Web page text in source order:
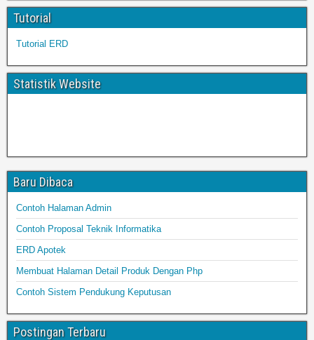
Tutorial
Tutorial ERD
Statistik Website
Baru Dibaca
Contoh Halaman Admin
Contoh Proposal Teknik Informatika
ERD Apotek
Membuat Halaman Detail Produk Dengan Php
Contoh Sistem Pendukung Keputusan
Postingan Terbaru